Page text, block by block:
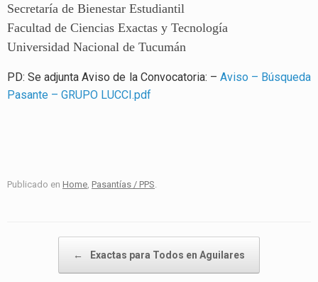
Secretaría de Bienestar Estudiantil
Facultad de Ciencias Exactas y Tecnología
Universidad Nacional de Tucumán
PD: Se adjunta Aviso de la Convocatoria: – Aviso – Búsqueda
Pasante – GRUPO LUCCI.pdf
Publicado en Home Pasantías / PPS
← Exactas para Todos en Aguilares